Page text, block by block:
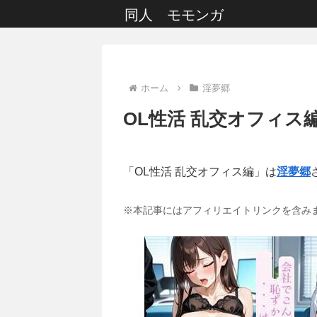
同人 モモンガ
ホーム 淫夢郷
OL性活 乱交オフィス
「OL性活 乱交オフィス編」は淫夢郷
※本記事にはアフィリエイトリンクを含み